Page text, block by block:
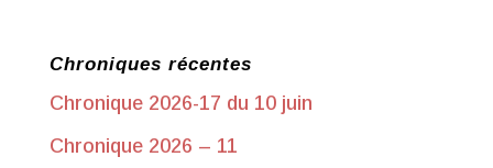
Chroniques récentes
Chronique 2026-17 du 10 juin
Chronique 2026 – 11